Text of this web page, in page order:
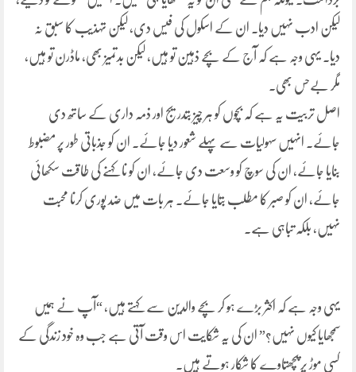
لیکن ادب نہیں دیا۔ ان کے اسکول کی فیس دی، لیکن تہذیب کا سبق نہ
دیا۔ یہی وجہ ہے کہ آج کے بچے ذہین تو ہیں، لیکن بدتمیز بھی، ماڈرن تو ہیں،
مگر بےحس بھی۔
اصل تربیت یہ ہے کہ بچوں کو ہر چیز بتدریج اور ذمہ داری کے ساتھ دی
جائے۔ انہیں سہولیات سے پہلے شعور دیا جائے۔ ان کو جذباتی طور پر مضبوط
بنایا جائے، ان کی سوچ کو وسعت دی جائے، ان کو نا کہنے کی طاقت سکھائی
جائے، ان کو صبر کا مطلب بتایا جائے۔ ہر بات میں ضد پوری کرنا محبت
نہیں، بلکہ تباہی ہے۔
یہی وجہ ہے کہ اکثر بڑے ہو کر بچے والدین سے کہتے ہیں، “آپ نے ہمیں
سمجھایا کیوں نہیں؟” ان کی یہ شکایت اس وقت آتی ہے جب وہ خود زندگی کے
کسی موڑ پر پچھتاوے کا شکار ہوتے ہیں۔